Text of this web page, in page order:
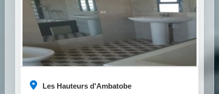
Les Hauteurs d'Ambatobe